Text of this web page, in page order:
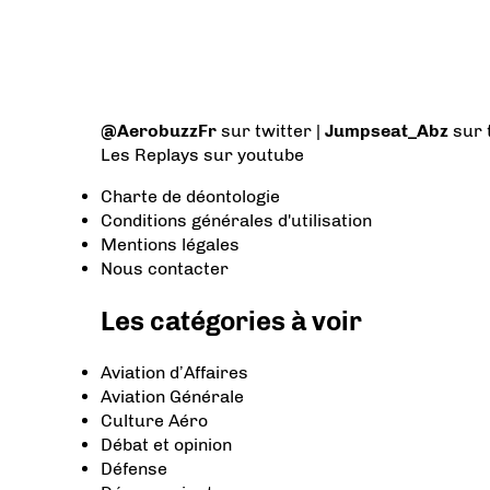
@AerobuzzFr sur twitter | Jumpseat_Abz sur
Les Replays sur youtube
Charte de déontologie
Conditions générales d'utilisation
Mentions légales
Nous contacter
Les catégories à voir
Aviation d’Affaires
Aviation Générale
Culture Aéro
Débat et opinion
Défense